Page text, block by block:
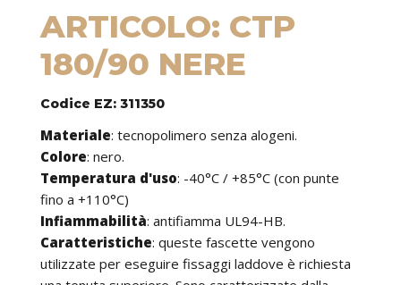
ARTICOLO: CTP
180/90 NERE
Codice EZ: 311350
Materiale: tecnopolimero senza alogeni.
Colore: nero.
Temperatura d'uso: -40°C / +85°C (con punte
fino a +110°C)
Infiammabilità: antifiamma UL94-HB.
Caratteristiche: queste fascette vengono
utilizzate per eseguire fissaggi laddove è richiesta